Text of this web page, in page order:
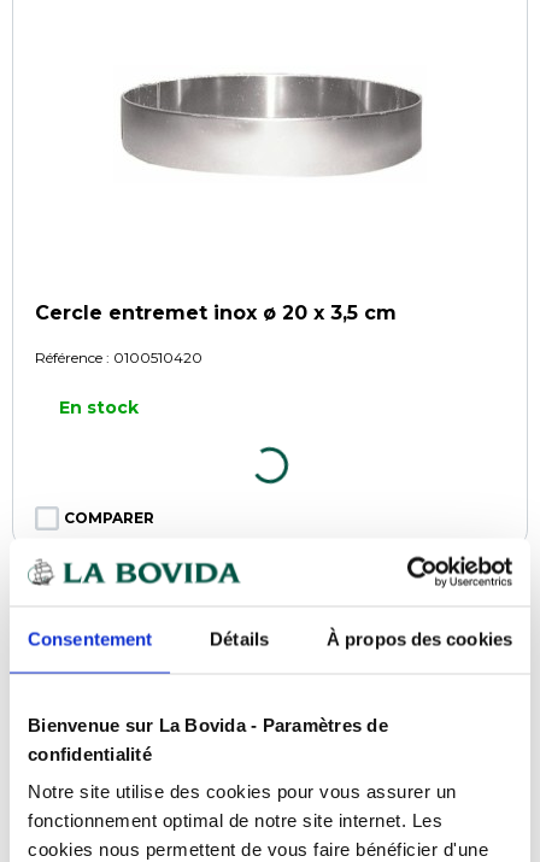
Consentement Détails À propos des cookies
Bienvenue sur La Bovida - Paramètres de
confidentialité
Notre site utilise des cookies pour vous assurer un
fonctionnement optimal de notre site internet. Les
cookies nous permettent de vous faire bénéficier d'une
Cercle entremet inox ø 20 x 3,5 cm
Référence : 0100510420
En stock
COMPARER